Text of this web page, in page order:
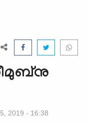
2019 - 16:38